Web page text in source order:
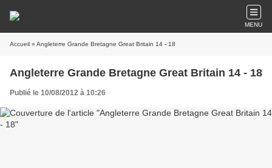
MENU
Accueil » Angleterre Grande Bretagne Great Britain 14 - 18
Angleterre Grande Bretagne Great Britain 14 - 18
Publié le 10/08/2012 à 10:26